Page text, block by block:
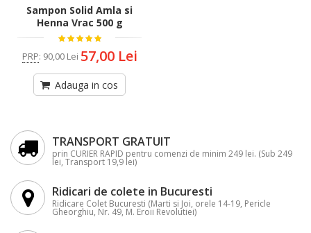
Sampon Solid Amla si
Henna Vrac 500 g
PRP: 90,00 Lei 57,00 Lei
Adauga in cos
TRANSPORT GRATUIT
prin CURIER RAPID pentru comenzi de minim 249 lei. (Sub 249
lei, Transport 19,9 lei)
Ridicari de colete in Bucuresti
Ridicare Colet Bucuresti (Marti si Joi, orele 14-19, Pericle
Gheorghiu, Nr. 49, M. Eroii Revolutiei)